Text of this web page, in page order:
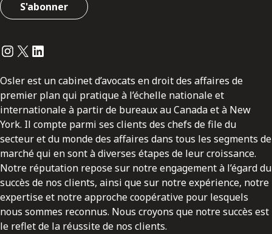
S'abonner
Instagram
Twitter
LinkedIn
Osler est un cabinet d’avocats en droit des affaires de
premier plan qui pratique à l’échelle nationale et
internationale à partir de bureaux au Canada et à New
York. Il compte parmi ses clients des chefs de file du
secteur et du monde des affaires dans tous les segments de
marché qui en sont à diverses étapes de leur croissance.
Notre réputation repose sur notre engagement à l’égard du
succès de nos clients, ainsi que sur notre expérience, notre
expertise et notre approche coopérative pour lesquels
nous sommes reconnus. Nous croyons que notre succès est
le reflet de la réussite de nos clients.